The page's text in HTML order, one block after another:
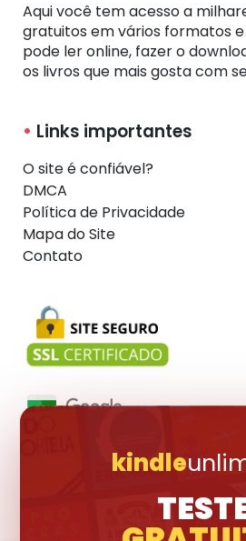
Aqui você tem acesso a
gratuitos em vários formatos e
pode ler online, fazer o
os livros que mais gosta com
Links importantes
O site é confiável?
DMCA
Política de Privacidade
Mapa do Site
Contato
kindle